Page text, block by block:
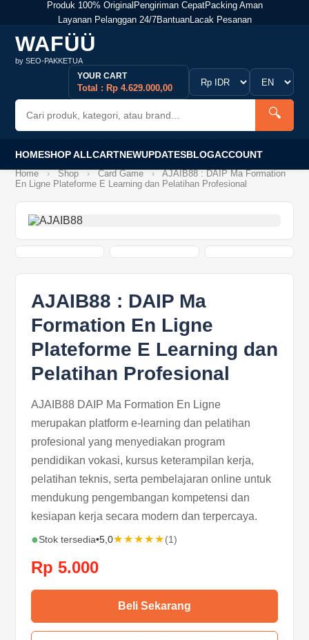
Produk 100% Original Pengiriman CepatPacking Aman
Layanan Pelanggan 24/7BantuanLacak Pesanan
WAFÜÜ
by SEO-PAKKETUA
🔍
YOUR CART
Total : Rp 4.629.000,00
HOMESHOP ALLCARTNEWUPDATESBLOGACCOUNT
Home › Shop › Card Game ›
AJAIB88 : DAIP Ma Formation
En Ligne Plateforme E Learning dan Pelatihan Profesional
AJAIB88 : DAIP Ma
Formation En Ligne
Plateforme E Learning dan
Pelatihan Profesional
AJAIB88 DAIP Ma Formation En Ligne
merupakan platform e-learning dan pelatihan
profesional yang menyediakan program
pendidikan vokasi, kursus keterampilan kerja,
pelatihan teknis, serta pembelajaran online untuk
mendukung pengembangan kompetensi dan
kesiapan kerja secara modern dan terpercaya.
●Stok tersedia•5,0★★★★★(1)
Rp 5.000
Beli Sekarang